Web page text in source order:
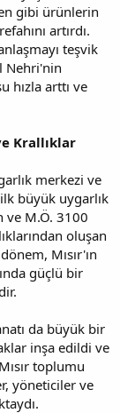
gibi ürünlerin
artırdı.
teşvik
Nehri'nin
hızla arttı ve
Krallıklar
merkezi ve
büyük uygarlık
ve M.Ö. 3100
oluşan
Mısır'ın
güçlü bir
da büyük bir
inşa edildi ve
toplumu
yöneticiler ve